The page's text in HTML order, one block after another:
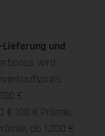
und
wird
€
€ 100 € Prämie,
ab 1.000 €